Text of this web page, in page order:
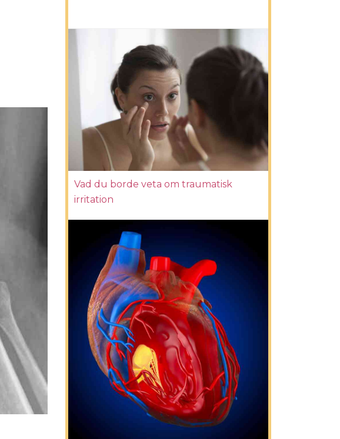
Vad du borde veta om traumatisk
irritation